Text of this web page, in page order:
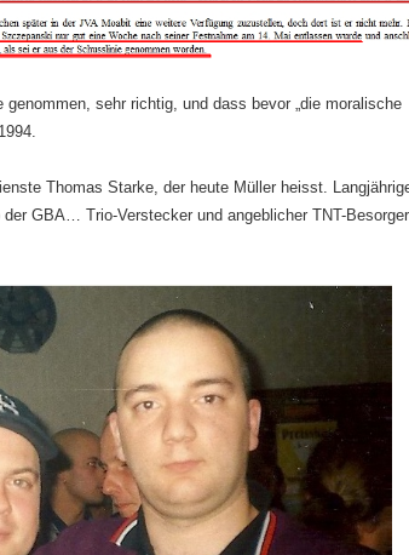
sehr richtig, und dass bevor „die moralische
Thomas Starke, der heute Müller heisst.
GBA… Trio-Verstecker und angeblicher TNT-